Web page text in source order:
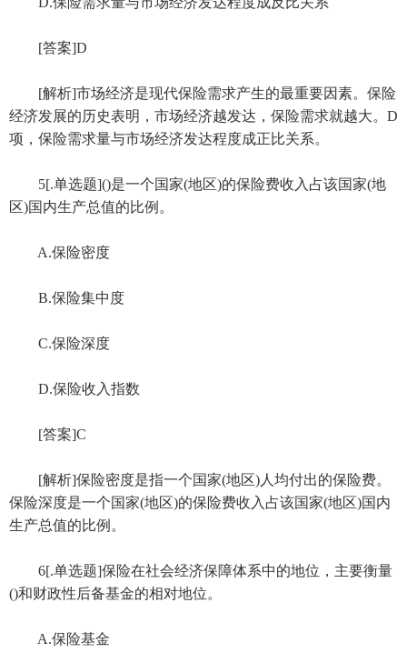
[答案]D
[解析]市场经济是现代保险需求产生的最重要因素。保险
经济发展的历史表明，市场经济越发达，保险需求就越大。D
项，保险需求量与市场经济发达程度成正比关系。
5[.单选题]()是一个国家(地区)的保险费收入占该国家(地
区)国内生产总值的比例。
A.保险密度
B.保险集中度
C.保险深度
D.保险收入指数
[答案]C
[解析]保险密度是指一个国家(地区)人均付出的保险费。
保险深度是一个国家(地区)的保险费收入占该国家(地区)国内
生产总值的比例。
6[.单选题]保险在社会经济保障体系中的地位，主要衡量
()和财政性后备基金的相对地位。
A.保险基金